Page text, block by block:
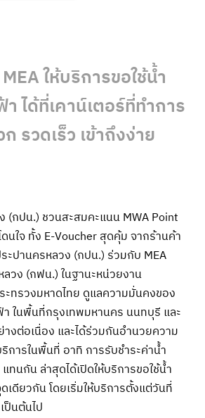
ให้บริการขอใช้น้ำ
ได้ที่เคาน์เตอร์ที่ทำการ
รวดเร็ว เข้าถึงง่าย
(กปน.) ชวนสะสมคะแนน MWA Point
นใจ ทั้ง E-Voucher สุดคุ้ม จากร้านค้า
ะปานครหลวง (กปน.) ร่วมกับ MEA
วง (กฟน.) ในฐานะหน่วยงาน
ทรวงมหาดไทย ดูแลความมั่นคงของ
า ในพื้นที่กรุงเทพมหานคร นนทบุรี และ
งต่อเนื่อง และได้ร่วมกันอำนวยความ
การในพื้นที่ อาทิ การรับชำระค่าน้ำ
ทนกัน ล่าสุดได้เปิดให้บริการขอใช้น้ำ
ดียวกัน โดยเริ่มให้บริการตั้งแต่วันที่
นต้นไป